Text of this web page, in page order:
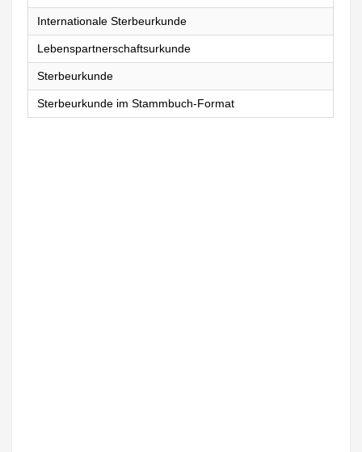
Internationale Sterbeurkunde
Lebenspartnerschaftsurkunde
Sterbeurkunde
Sterbeurkunde im Stammbuch-Format